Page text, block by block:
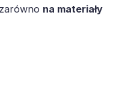
na materiały